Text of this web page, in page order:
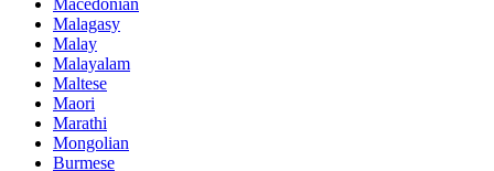
Malagasy
Malay
Malayalam
Maltese
Maori
Marathi
Mongolian
Burmese